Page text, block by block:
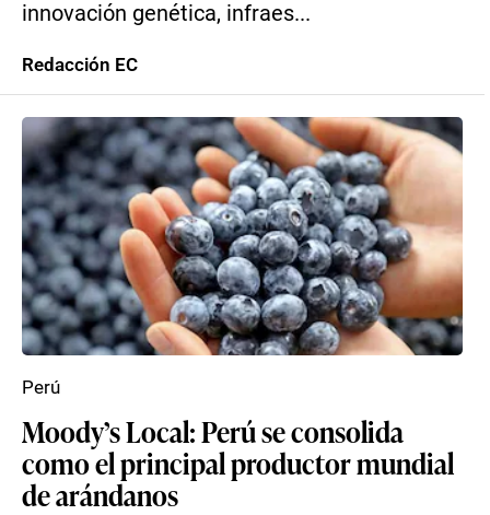
innovación genética, infraes...
Redacción EC
Moody’s Local: Perú se consolida
como el principal productor mundial
de arándanos
Perú